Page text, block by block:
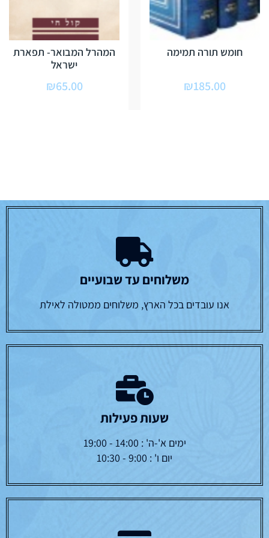
חומש תורה תמימה
₪185.00
המהרל המבואר- תפארת
ישראל
₪65.00
משלוחים עד שבועיים
אנו עובדים בכל הארץ, משלוחים ממטולה לאילת
שעות פעילות
ימים א'-ה' : 14:00 - 19:00
יום ו' : 9:00 - 10:30